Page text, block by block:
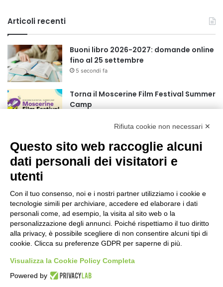
c
p
Articoli recenti
Buoni libro 2026-2027: domande online
fino al 25 settembre
5 secondi fa
Torna il Moscerine Film Festival Summer
Camp
edizione
2 ore fa
valanga verso le semifinali
19 ore fa
Stadio Olimpico, definito il piano
mobilità 2026-27
23 ore fa
Rapporto OsMed 2025 sull’uso dei
farmaci in Italia
Rifiuta cookie non necessari ✕
Questo sito web raccoglie alcuni
dati personali dei visitatori e
utenti
Con il tuo consenso, noi e i nostri partner utilizziamo i cookie e
tecnologie simili per archiviare, accedere ed elaborare i dati
personali come, ad esempio, la visita al sito web o la
personalizzazione degli annunci. Poiché rispettiamo il tuo diritto
alla privacy, è possibile scegliere di non consentire alcuni tipi di
cookie. Clicca su preferenze GDPR per saperne di più.
Visualizza la Cookie Policy Completa
Powered by